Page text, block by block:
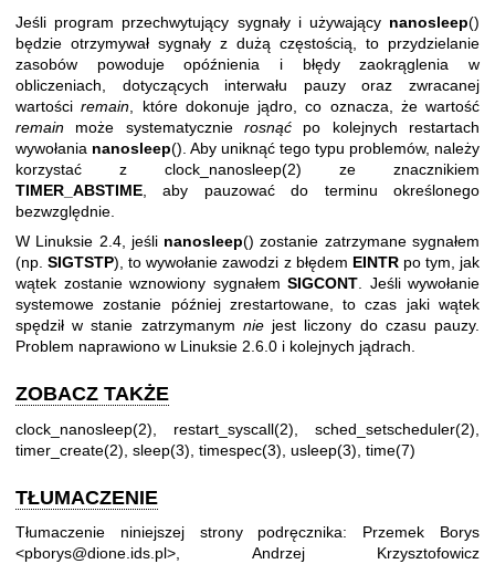
Jeśli program przechwytujący sygnały i używający nanosleep()
będzie otrzymywał sygnały z dużą częstością, to przydzielanie
zasobów powoduje opóźnienia i błędy zaokrąglenia w
obliczeniach, dotyczących interwału pauzy oraz zwracanej
wartościremain , które dokonuje jądro, co oznacza, że wartość
remain może systematycznie rosnąć po kolejnych restartach
wywołania nanosleep(). Aby uniknąć tego typu problemów, należy
korzystać z clock_nanosleep(2) ze znacznikiem
TIMER_ABSTIME , aby pauzować do terminu określonego
bezwzględnie.
W Linuksie 2.4, jeśli nanosleep() zostanie zatrzymane sygnałem
(np.SIGTSTP), to wywołanie zawodzi z błędem EINTRpo tym, jak
wątek zostanie wznowiony sygnałem SIGCONT. Jeśli wywołanie
systemowe zostanie później zrestartowane, to czas jaki wątek
spędził w stanie zatrzymanym niejest liczony do czasu pauzy.
Problem naprawiono w Linuksie 2.6.0 i kolejnych jądrach.
ZOBACZ TAKŻE
clock_nanosleep(2) restart_syscall(2) sched_setscheduler(2)
timer_create(2) sleep(3) timespec(3) usleep(3) time(7)
TŁUMACZENIE
Tłumaczenie niniejszej strony podręcznika: Przemek Borys
<pborys@dione.ids.pl>, Andrzej Krzysztofowicz